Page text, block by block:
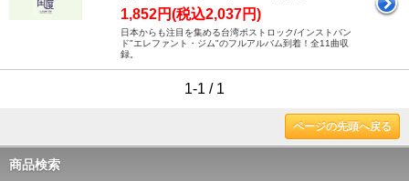
1,852円(税込2,037円)
日本からも注目を集める台湾ポストロック/インストバン
ド"エレファント・ジム"のフルアルバム到着！全11曲収
録。
1-1 / 1
ページの先頭へ戻る
商品検索